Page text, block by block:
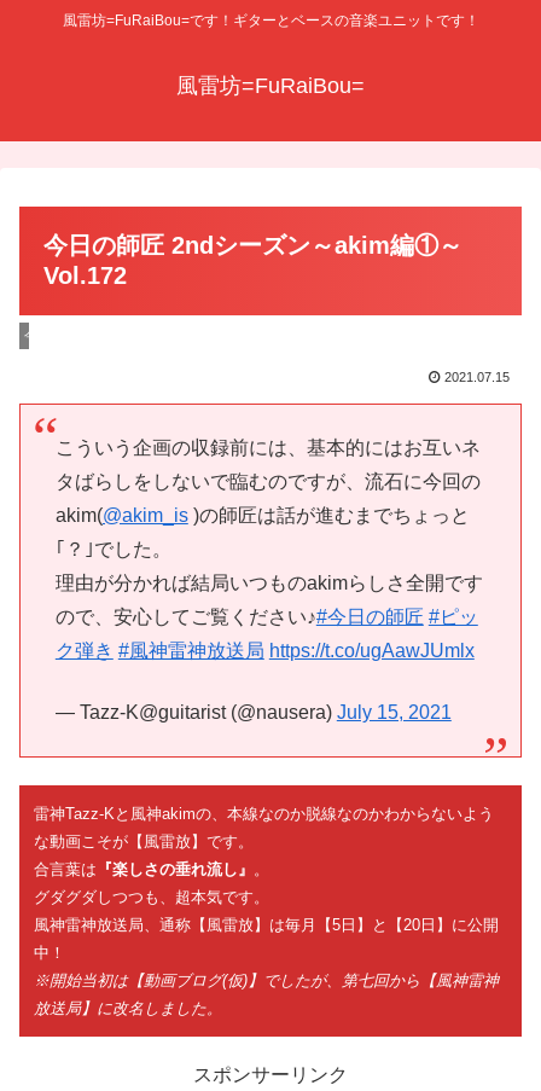
風雷坊=FuRaiBou=です！ギターとベースの音楽ユニットです！
風雷坊=FuRaiBou=
今日の師匠 2ndシーズン～akim編①～
Vol.172
今日の師匠
2021.07.15
こういう企画の収録前には、基本的にはお互いネ
タばらしをしないで臨むのですが、流石に今回の
akim(@akim_is)の師匠は話が進むまでちょっと
｢？｣でした。
理由が分かれば結局いつものakimらしさ全開です
ので、安心してご覧ください♪#今日の師匠 #ピッ
ク弾き #風神雷神放送局 https://t.co/ugAawJUmlx
— Tazz-K@guitarist (@nausera) July 15, 2021
雷神Tazz-Kと風神akimの、本線なのか脱線なのかわからないよう
な動画こそが【風雷放】です。
合言葉は 『楽しさの垂れ流し』 。
グダグダしつつも、超本気です。
風神雷神放送局、通称【風雷放】は毎月【5日】と【20日】に公開
中！
※開始当初は【動画ブログ(仮)】でしたが、第七回から【風神雷神
放送局】に改名しました。
スポンサーリンク